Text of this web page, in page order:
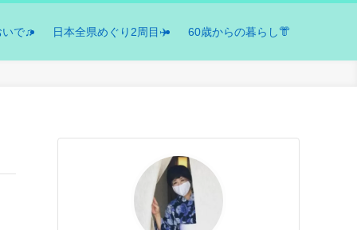
いで♫ 日本全県めぐり2周目✈️ 60歳からの暮らし👘